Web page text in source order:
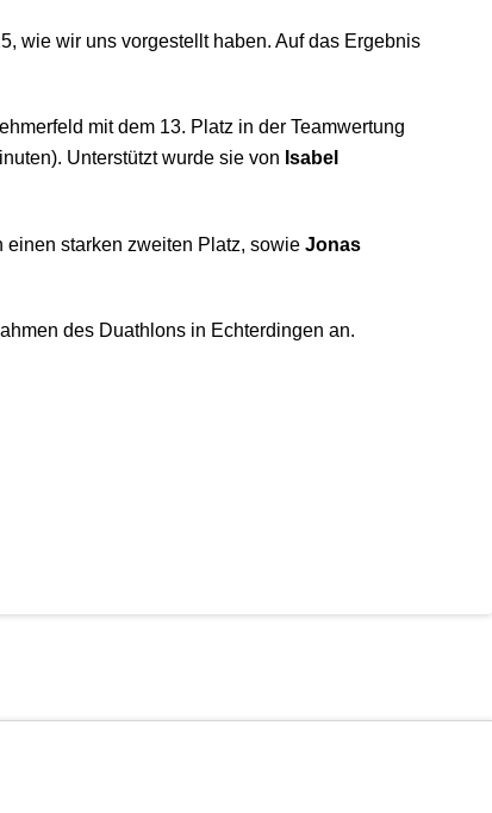
wie wir uns vorgestellt haben. Auf das Ergebnis
mit dem 13. Platz in der Teamwertung
Unterstützt wurde sie von Isabel
einen starken zweiten Platz, sowie Jonas
des Duathlons in Echterdingen an.